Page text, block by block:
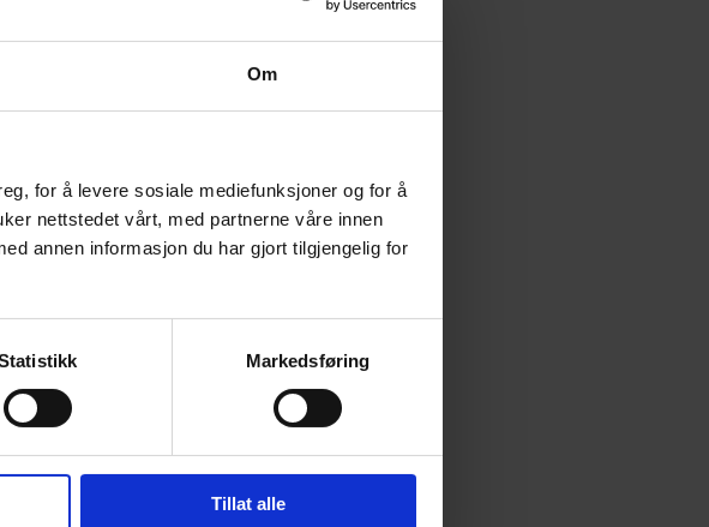
Om
for å levere sosiale mediefunksjoner og for å
nettstedet vårt, med partnerne våre innen
annen informasjon du har gjort tilgjengelig for
Markedsføring
Tillat alle